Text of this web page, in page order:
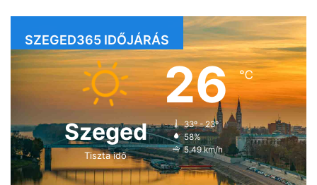
SZEGED365 IDŐJÁRÁS
Szeged
Tiszta idő
26℃
33º - 23º
58%
5.49 km/h